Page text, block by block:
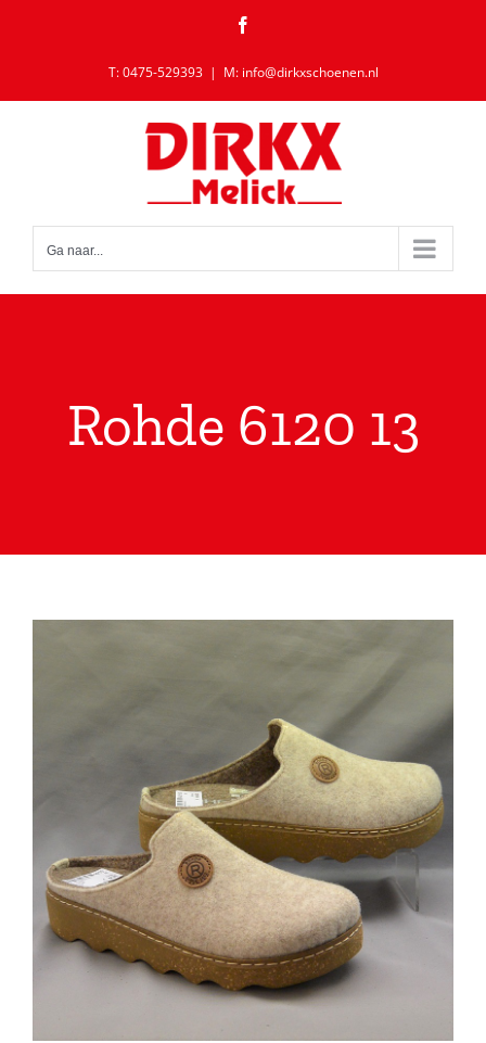
T: 0475-529393 | M: info@dirkxschoenen.nl
Ga naar...
Rohde 6120 13